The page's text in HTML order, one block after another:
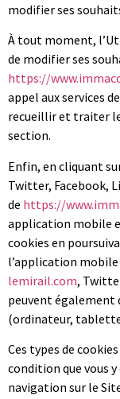
modifier ses
À tout moment,
de modifier ses
https://
appel aux services
recueillir et traiter
section.
Enfin, en cliquant
Twitter, Facebook,
de https://
application mobile
cookies en
l’application mobile
lemirail.com,
peuvent également
(ordinateur,
Ces types de
condition que vous
navigation sur le